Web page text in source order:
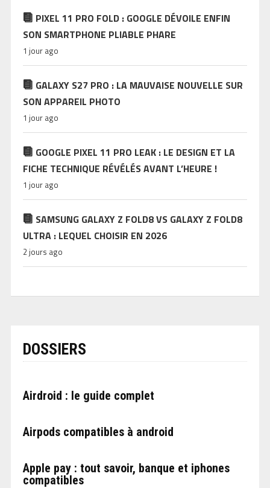
PIXEL 11 PRO FOLD : GOOGLE DÉVOILE ENFIN
SON SMARTPHONE PLIABLE PHARE
1 jour ago
GALAXY S27 PRO : LA MAUVAISE NOUVELLE SUR
SON APPAREIL PHOTO
1 jour ago
GOOGLE PIXEL 11 PRO LEAK : LE DESIGN ET LA
FICHE TECHNIQUE RÉVÉLÉS AVANT L’HEURE !
1 jour ago
SAMSUNG GALAXY Z FOLD8 VS GALAXY Z FOLD8
ULTRA : LEQUEL CHOISIR EN 2026
2 jours ago
DOSSIERS
Airdroid : le guide complet
Airpods compatibles à android
Apple pay : tout savoir, banque et iphones
compatibles